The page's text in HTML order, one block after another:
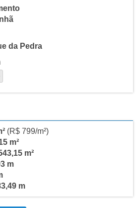
da Pedra
(R$ 799/m²)
m²
m²
m
m